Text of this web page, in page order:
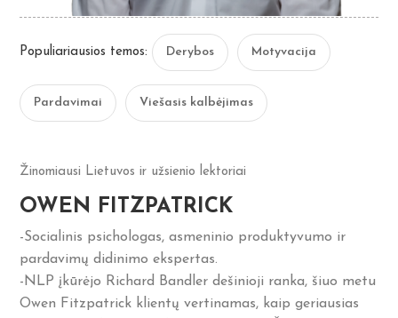
Populiariausios temos: Derybos Motyvacija
Pardavimai Viešasis kalbėjimas
Žinomiausi Lietuvos ir užsienio lektoriai
OWEN FITZPATRICK
-Socialinis psichologas, asmeninio produktyvumo ir
pardavimų didinimo ekspertas.
-NLP įkūrėjo Richard Bandler dešinioji ranka, šiuo metu
Owen Fitzpatrick klientų vertinamas, kaip geriausias